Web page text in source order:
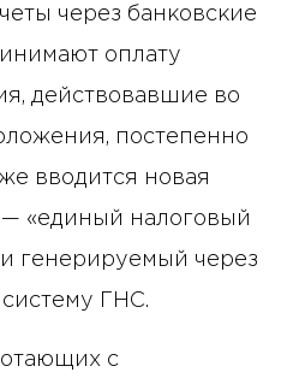
через банковские
оплату
действовавшие во
постепенно
вводится новая
«единый налоговый
генерируемый через
ГНС.
с